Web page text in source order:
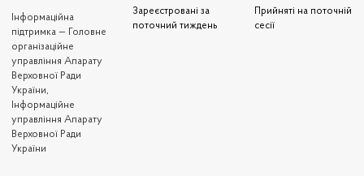
Iнформаційна
підтримка — Головне
організаційне
управління Апарату
Верховної Ради
України,
Інформаційне
управління Апарату
Верховної Ради
України
Зареєстровані за
поточний тиждень
Прийняті на поточній
сесії